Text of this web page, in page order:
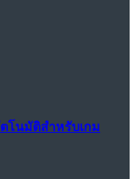
ตโนมัติสำหรับเกม